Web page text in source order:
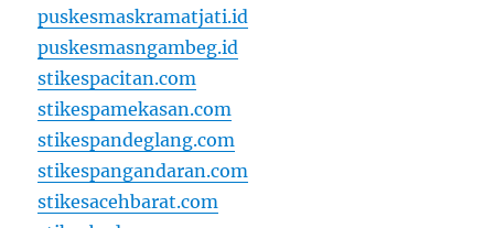
puskesmaskramatjati.id
puskesmasngambeg.id
stikespacitan.com
stikespamekasan.com
stikespandeglang.com
stikespangandaran.com
stikesacehbarat.com